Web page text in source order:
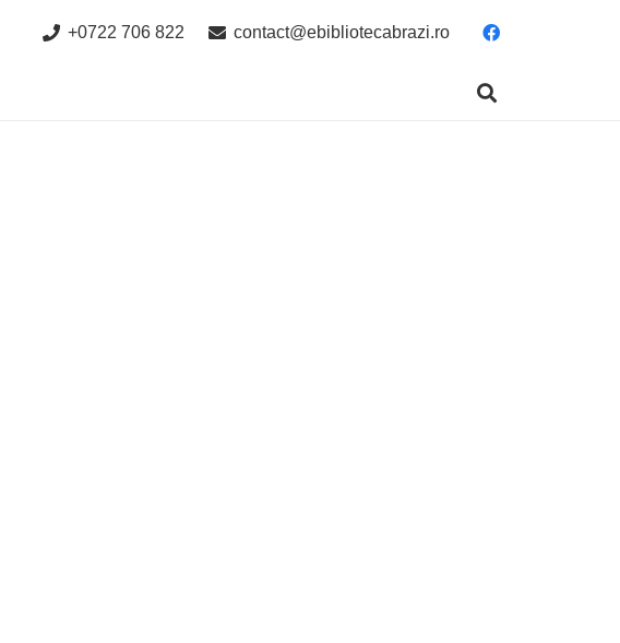
+0722 706 822 contact@ebibliotecabrazi.ro